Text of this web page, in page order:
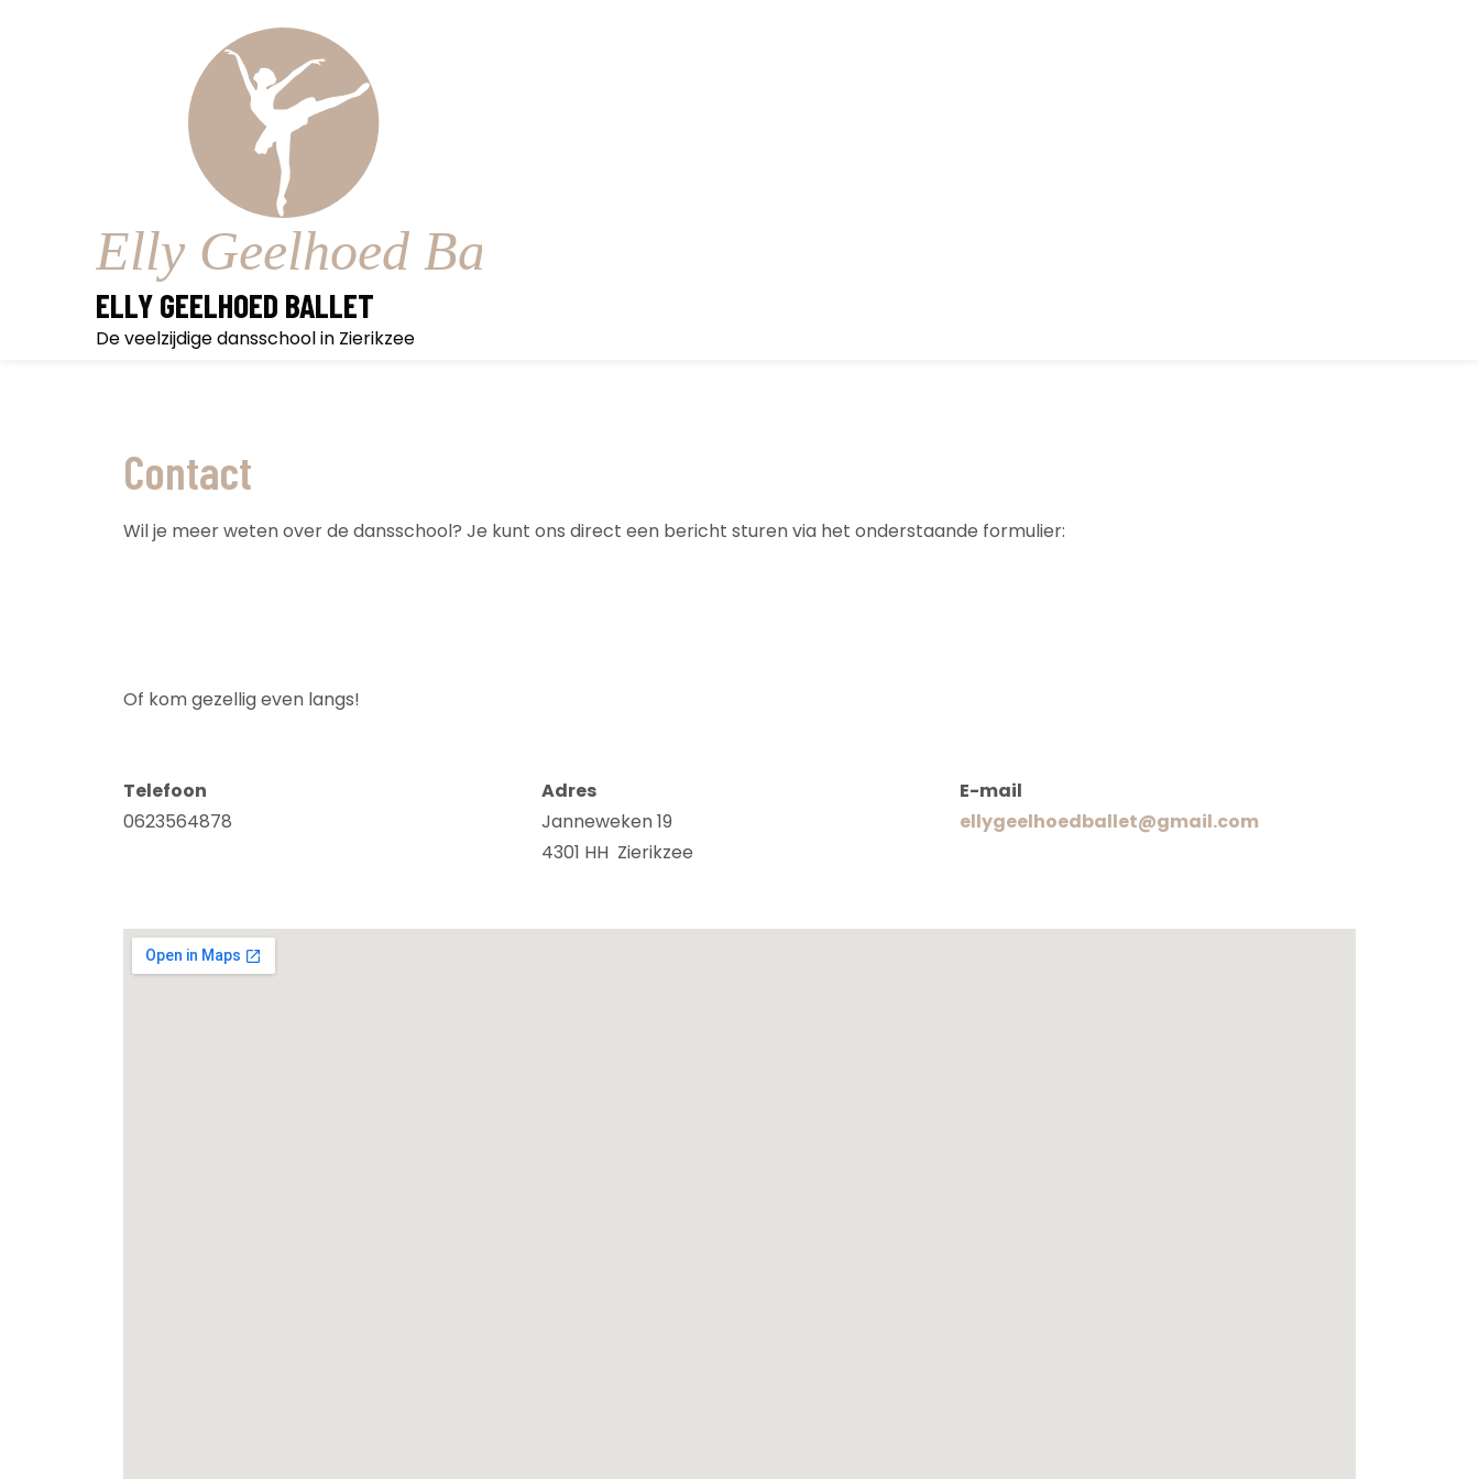
ELLY GEELHOED BALLET
De veelzijdige dansschool in Zierikzee
Contact
Wil je meer weten over de dansschool? Je kunt ons direct een bericht sturen via het onderstaande formulier:
Of kom gezellig even langs!
Telefoon
0623564878
Adres
Janneweken 19
4301 HH Zierikzee
E-mail
ellygeelhoedballet@gmail.com